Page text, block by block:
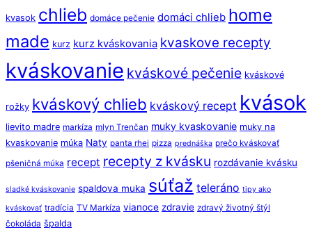
kvasok chlieb domáce pečenie domáci chlieb home
made kurz kurz kváskovania kvaskove recepty
kváskovanie kváskové pečenie kváskové
rožky kváskový chlieb kváskový recept kvások
lievito madre markíza mlyn Trenčan muky kvaskovanie muky na
kvaskovanie múka Naty panta rhei pizza prednáška prečo kváskovať
pšeničná múka recept recepty z kvásku rozdávanie kvásku
sladké kváskovanie spaldova muka súťaž teleráno tipy ako
kváskovať tradícia TV Markíza vianoce zdravie zdravý životný štýl
čokoláda špalda